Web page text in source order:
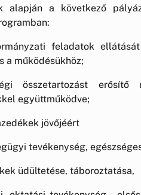
alapján a következő
feladatok
a működésükhöz;
összetartozást erősítő
együttműködve;
jövőjéért
tevékenység,
üdültetése, táboroztatása,